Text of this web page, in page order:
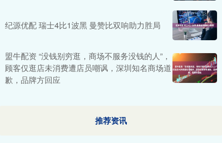
纪源优配 瑞士4比1波黑 曼赞比双响助力胜局
盟牛配资 “没钱别穷逛，商场不服务没钱的人”，
顾客仅逛店未消费遭店员嘲讽，深圳知名商场道
歉，品牌方回应
推荐资讯